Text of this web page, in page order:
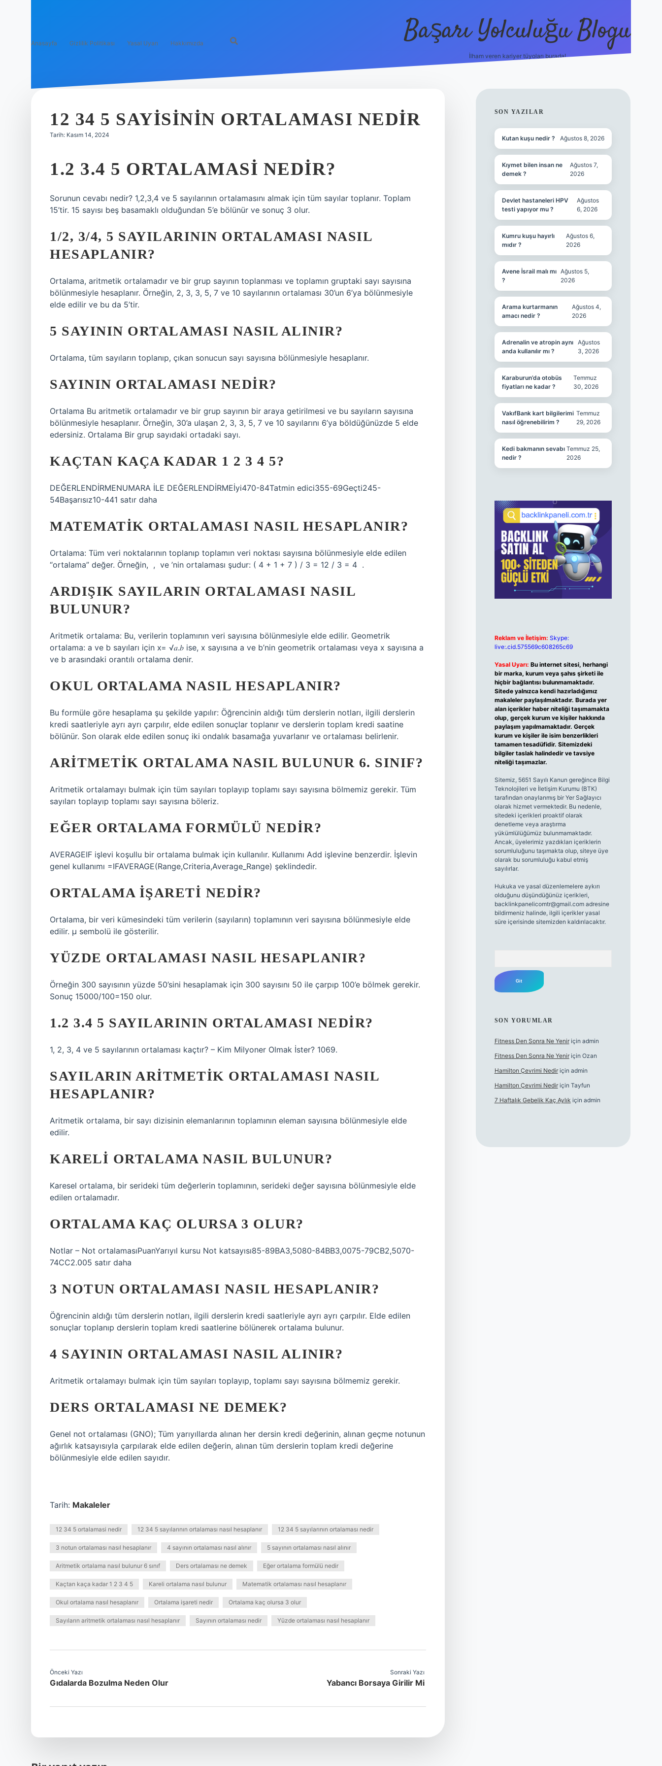
Anasayfa Gizlilik Politikası Yasal Uyarı Hakkımızda Başarı Yolculuğu Blogu
İlham veren kariyer tüyoları burada!
12 34 5 SAYISININ ORTALAMASI NEDIR
Tarih: Kasım 14, 2024
1.2 3.4 5 ORTALAMASI NEDIR?
Sorunun cevabı nedir? 1,2,3,4 ve 5 sayılarının ortalamasını almak için tüm sayılar toplanır. Toplam
15’tir. 15 sayısı beş basamaklı olduğundan 5’e bölünür ve sonuç 3 olur.
1/2, 3/4, 5 SAYILARININ ORTALAMASI NASIL
HESAPLANIR?
Ortalama, aritmetik ortalamadır ve bir grup sayının toplanması ve toplamın gruptaki sayı sayısına
bölünmesiyle hesaplanır. Örneğin, 2, 3, 3, 5, 7 ve 10 sayılarının ortalaması 30’un 6’ya bölünmesiyle
elde edilir ve bu da 5’tir.
5 SAYININ ORTALAMASI NASIL ALINIR?
Ortalama, tüm sayıların toplanıp, çıkan sonucun sayı sayısına bölünmesiyle hesaplanır.
SAYININ ORTALAMASI NEDIR?
Ortalama Bu aritmetik ortalamadır ve bir grup sayının bir araya getirilmesi ve bu sayıların sayısına
bölünmesiyle hesaplanır. Örneğin, 30’a ulaşan 2, 3, 3, 5, 7 ve 10 sayılarını 6’ya böldüğünüzde 5 elde
edersiniz. Ortalama Bir grup sayıdaki ortadaki sayı.
KAÇTAN KAÇA KADAR 1 2 3 4 5?
DEĞERLENDİRMENUMARA İLE DEĞERLENDİRMEİyi470-84Tatmin edici355-69Geçti245-
54Başarısız10-441 satır daha
MATEMATIK ORTALAMASI NASIL HESAPLANIR?
Ortalama: Tüm veri noktalarının toplanıp toplamın veri noktası sayısına bölünmesiyle elde edilen
“ortalama” değer. Örneğin, ‍ , ‍ ve ‍’nin ortalaması şudur: ( 4 + 1 + 7 ) / 3 = 12 / 3 = 4 ‍ .
ARDIŞIK SAYILARIN ORTALAMASI NASIL
BULUNUR?
Aritmetik ortalama: Bu, verilerin toplamının veri sayısına bölünmesiyle elde edilir. Geometrik
ortalama: a ve b sayıları için x= √𝑎.𝑏 ise, x sayısına a ve b’nin geometrik ortalaması veya x sayısına a
ve b arasındaki orantılı ortalama denir.
OKUL ORTALAMA NASIL HESAPLANIR?
Bu formüle göre hesaplama şu şekilde yapılır: Öğrencinin aldığı tüm derslerin notları, ilgili derslerin
kredi saatleriyle ayrı ayrı çarpılır, elde edilen sonuçlar toplanır ve derslerin toplam kredi saatine
bölünür. Son olarak elde edilen sonuç iki ondalık basamağa yuvarlanır ve ortalaması belirlenir.
ARITMETIK ORTALAMA NASIL BULUNUR 6. SINIF?
Aritmetik ortalamayı bulmak için tüm sayıları toplayıp toplamı sayı sayısına bölmemiz gerekir. Tüm
sayıları toplayıp toplamı sayı sayısına böleriz.
EĞER ORTALAMA FORMÜLÜ NEDIR?
AVERAGEIF işlevi koşullu bir ortalama bulmak için kullanılır. Kullanımı Add işlevine benzerdir. İşlevin
genel kullanımı =IFAVERAGE(Range,Criteria,Average_Range) şeklindedir.
ORTALAMA IŞARETI NEDIR?
Ortalama, bir veri kümesindeki tüm verilerin (sayıların) toplamının veri sayısına bölünmesiyle elde
edilir. μ sembolü ile gösterilir.
YÜZDE ORTALAMASI NASIL HESAPLANIR?
Örneğin 300 sayısının yüzde 50’sini hesaplamak için 300 sayısını 50 ile çarpıp 100’e bölmek gerekir.
Sonuç 15000/100=150 olur.
1.2 3.4 5 SAYILARININ ORTALAMASI NEDIR?
1, 2, 3, 4 ve 5 sayılarının ortalaması kaçtır? – Kim Milyoner Olmak İster? 1069.
SAYILARIN ARITMETIK ORTALAMASI NASIL
HESAPLANIR?
Aritmetik ortalama, bir sayı dizisinin elemanlarının toplamının eleman sayısına bölünmesiyle elde
edilir.
KARELI ORTALAMA NASIL BULUNUR?
Karesel ortalama, bir serideki tüm değerlerin toplamının, serideki değer sayısına bölünmesiyle elde
edilen ortalamadır.
ORTALAMA KAÇ OLURSA 3 OLUR?
Notlar – Not ortalamasıPuanYarıyıl kursu Not katsayısı85-89BA3,5080-84BB3,0075-79CB2,5070-
74CC2.005 satır daha
3 NOTUN ORTALAMASI NASIL HESAPLANIR?
Öğrencinin aldığı tüm derslerin notları, ilgili derslerin kredi saatleriyle ayrı ayrı çarpılır. Elde edilen
sonuçlar toplanıp derslerin toplam kredi saatlerine bölünerek ortalama bulunur.
4 SAYININ ORTALAMASI NASIL ALINIR?
Aritmetik ortalamayı bulmak için tüm sayıları toplayıp, toplamı sayı sayısına bölmemiz gerekir.
DERS ORTALAMASI NE DEMEK?
Genel not ortalaması (GNO); Tüm yarıyıllarda alınan her dersin kredi değerinin, alınan geçme notunun
ağırlık katsayısıyla çarpılarak elde edilen değerin, alınan tüm derslerin toplam kredi değerine
bölünmesiyle elde edilen sayıdır.
Tarih: Makaleler
12 34 5 ortalamasi nedir 12 34 5 sayılarının ortalaması nasıl hesaplanır 12 34 5 sayılarının ortalaması nedir
3 notun ortalaması nasıl hesaplanır 4 sayının ortalaması nasıl alınır 5 sayının ortalaması nasıl alınır
Aritmetik ortalama nasıl bulunur 6 sınıf Ders ortalaması ne demek Eğer ortalama formülü nedir
Kaçtan kaça kadar 1 2 3 4 5 Kareli ortalama nasıl bulunur Matematik ortalaması nasıl hesaplanır
Okul ortalama nasıl hesaplanır Ortalama işareti nedir Ortalama kaç olursa 3 olur
Sayıların aritmetik ortalaması nasıl hesaplanır Sayının ortalaması nedir Yüzde ortalaması nasıl hesaplanır
Önceki Yazı
Gıdalarda Bozulma Neden Olur
Sonraki Yazı
Yabancı Borsaya Girilir Mi
SIDEBAR
SON YAZILAR
Kutan kuşu nedir ? Ağustos 8, 2026
Kıymet bilen insan ne
demek ?
Ağustos 7,
2026
Devlet hastaneleri HPV
testi yapıyor mu ?
Ağustos
6, 2026
Kumru kuşu hayırlı
mıdır ?
Ağustos 6,
2026
Avene İsrail malı mı
?
Ağustos 5,
2026
Arama kurtarmanın
amacı nedir ?
Ağustos 4,
2026
Adrenalin ve atropin aynı
anda kullanılır mı ?
Ağustos
3, 2026
Karaburun’da otobüs
fiyatları ne kadar ?
Temmuz
30, 2026
VakıfBank kart bilgilerimi
nasıl öğrenebilirim ?
Temmuz
29, 2026
Kedi bakmanın sevabı
nedir ?
Temmuz 25,
2026
Reklam ve İletişim: Skype:
live:.cid.575569c608265c69
Yasal Uyarı: Bu internet sitesi, herhangi
bir marka, kurum veya şahıs şirketi ile
hiçbir bağlantısı bulunmamaktadır.
Sitede yalnızca kendi hazırladığımız
makaleler paylaşılmaktadır. Burada yer
alan içerikler haber niteliği taşımamakta
olup, gerçek kurum ve kişiler hakkında
paylaşım yapılmamaktadır. Gerçek
kurum ve kişiler ile isim benzerlikleri
tamamen tesadüfidir. Sitemizdeki
bilgiler taslak halindedir ve tavsiye
niteliği taşımazlar.
Sitemiz, 5651 Sayılı Kanun gereğince Bilgi
Teknolojileri ve İletişim Kurumu (BTK)
tarafından onaylanmış bir Yer Sağlayıcı
olarak hizmet vermektedir. Bu nedenle,
sitedeki içerikleri proaktif olarak
denetleme veya araştırma
yükümlülüğümüz bulunmamaktadır.
Ancak, üyelerimiz yazdıkları içeriklerin
sorumluluğunu taşımakta olup, siteye üye
olarak bu sorumluluğu kabul etmiş
sayılırlar.
Hukuka ve yasal düzenlemelere aykırı
olduğunu düşündüğünüz içerikleri,
backlinkpanelicomtr@gmail.comadresine
bildirmeniz halinde, ilgili içerikler yasal
süre içerisinde sitemizden kaldırılacaktır.
SON YORUMLAR
Fitness Den Sonra Ne Yeniriçin admin
Fitness Den Sonra Ne Yeniriçin Ozan
Hamilton Çevrimi Nediriçin admin
Hamilton Çevrimi Nediriçin Tayfun
7 Haftalık Gebelik Kaç Aylık için admin
https://